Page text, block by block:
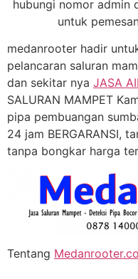
hubungi nomor admin
untuk
medanrooter hadir
pelancaran saluran
dan sekitar nya JASA
SALURAN MAMPET
pipa pembuangan
24 jam BERGARANSI,
tanpa bongkar harga
Tentang